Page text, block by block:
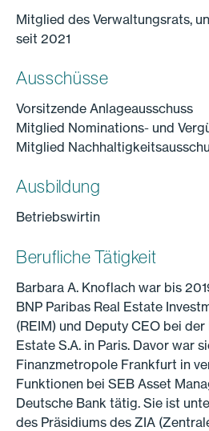
Mitglied des Verwaltungsrats,
seit 2021
Ausschüsse
Vorsitzende Anlageausschuss
Mitglied Nominations- und
Mitglied
Ausbildung
Betriebswirtin
Berufliche Tätigkeit
Barbara A. Knoflach war bis
BNP Paribas Real Estate
(REIM) und Deputy CEO bei der
Estate S.A. in Paris. Davor war
Finanzmetropole Frankfurt in
Funktionen bei SEB Asset
Deutsche Bank tätig. Sie ist
des Präsidiums des ZIA